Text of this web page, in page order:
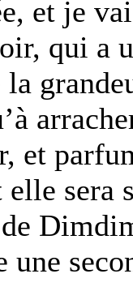
et je
qui a
et
elle
une